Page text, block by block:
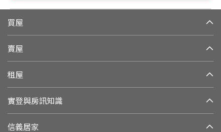
買屋
賣屋
租屋
實登與房訊知識
信義居家